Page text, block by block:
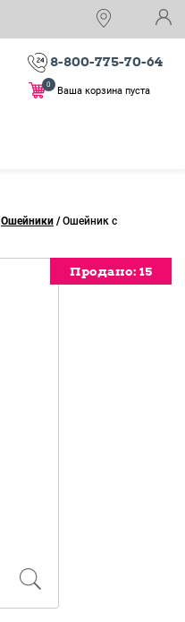
8-800-775-70-64
Ваша корзина пуста
0
Ошейники / Ошейник с
Продано: 15